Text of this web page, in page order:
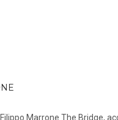
Marrone The Bridge,